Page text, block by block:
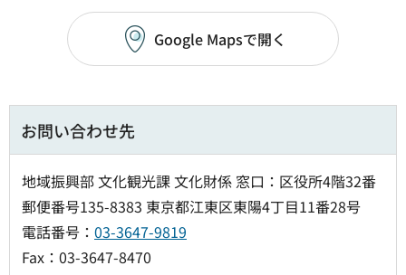
Google Mapsで開く
お問い合わせ先
地域振興部 文化観光課 文化財係 窓口：区役所4階32番
郵便番号135-8383 東京都江東区東陽4丁目11番28号
電話番号： 03-3647-9819
Fax：03-3647-8470